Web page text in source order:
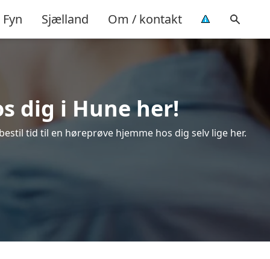
Fyn Sjælland Om / kontakt
dig i Hune her!
tid til en høreprøve hjemme hos dig selv lige her.